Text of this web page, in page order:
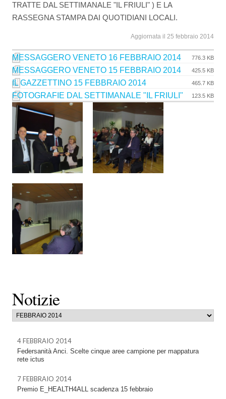
Notizie
4 FEBBRAIO 2014
Federsanità Anci. Scelte cinque aree campione per mappatura
rete ictus
7 FEBBRAIO 2014
Premio E_HEALTH4ALL scadenza 15 febbraio
TRATTE DAL SETTIMANALE "IL FRIULI" ) E LA
RASSEGNA STAMPA DAI QUOTIDIANI LOCALI.
Aggiornata il 25 febbraio 2014
MESSAGGERO VENETO 16 FEBBRAIO 2014 776.3 KB
MESSAGGERO VENETO 15 FEBBRAIO 2014 425.5 KB
IL GAZZETTINO 15 FEBBRAIO 2014 465.7 KB
FOTOGRAFIE DAL SETTIMANALE "IL FRIULI" 123.5 KB